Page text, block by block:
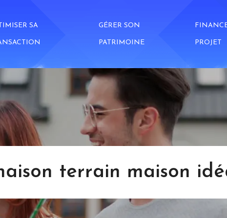
SA GÉRER SON
PATRIMOINE PROJET
terrain maison